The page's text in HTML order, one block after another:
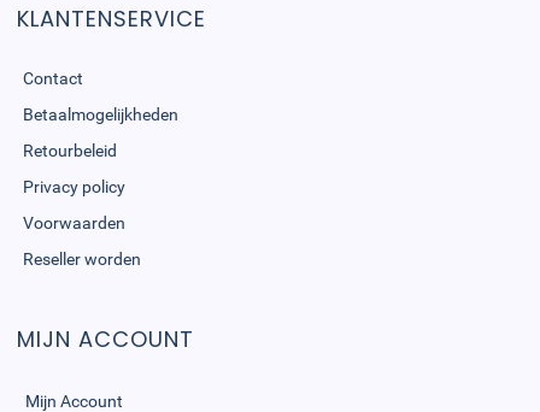
KLANTENSERVICE
Contact
Betaalmogelijkheden
Retourbeleid
Privacy policy
Voorwaarden
Reseller worden
MIJN ACCOUNT
Mijn Account